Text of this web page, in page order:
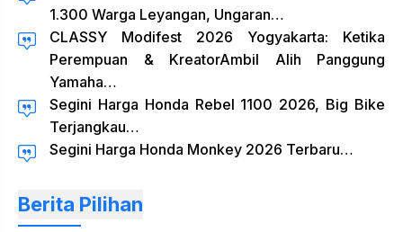
1.300 Warga Leyangan, Ungaran…
CLASSY Modifest 2026 Yogyakarta: Ketika
Perempuan & KreatorAmbil Alih Panggung
Yamaha…
Segini Harga Honda Rebel 1100 2026, Big Bike
Terjangkau…
Segini Harga Honda Monkey 2026 Terbaru…
Berita Pilihan